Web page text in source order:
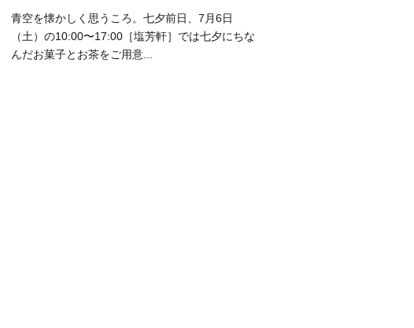
青空を懐かしく思うころ。七夕前日、7月6日
（土）の10:00〜17:00［塩芳軒］では七夕にちな
んだお菓子とお茶をご用意...